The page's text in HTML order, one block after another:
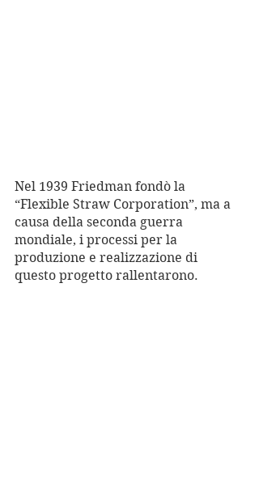
Nel 1939 Friedman fondò la
“Flexible Straw Corporation”, ma a
causa della seconda guerra
mondiale, i processi per la
produzione e realizzazione di
questo progetto rallentarono.